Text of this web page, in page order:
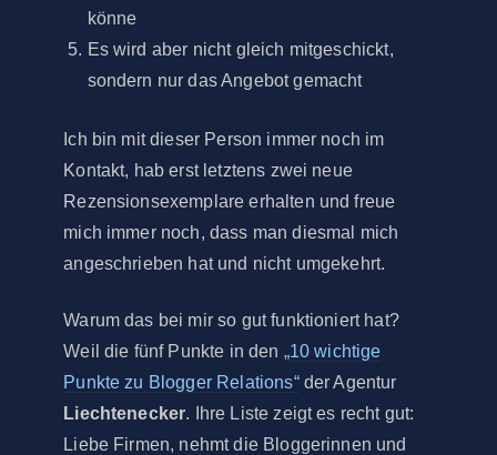
könne
Es wird aber nicht gleich mitgeschickt,
sondern nur das Angebot gemacht
Ich bin mit dieser Person immer noch im
Kontakt, hab erst letztens zwei neue
Rezensionsexemplare erhalten und freue
mich immer noch, dass man diesmal mich
angeschrieben hat und nicht umgekehrt.
Warum das bei mir so gut funktioniert hat?
Weil die fünf Punkte in den „10 wichtige
Punkte zu Blogger Relations“der Agentur
Liechtenecker. Ihre Liste zeigt es recht gut:
Liebe Firmen, nehmt die Bloggerinnen und